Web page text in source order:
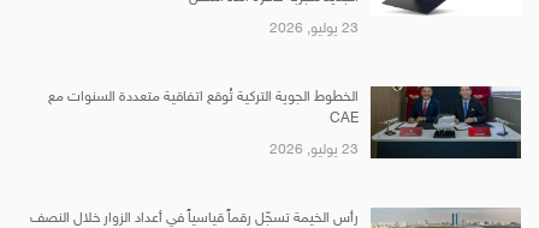
23 يوليو, 2026
الخطوط الجوية التركية تُوقع اتفاقية متعددة السنوات مع
CAE
23 يوليو, 2026
رأس الخيمة تسجّل رقماً قياسياً في أعداد الزوار خلال النصف